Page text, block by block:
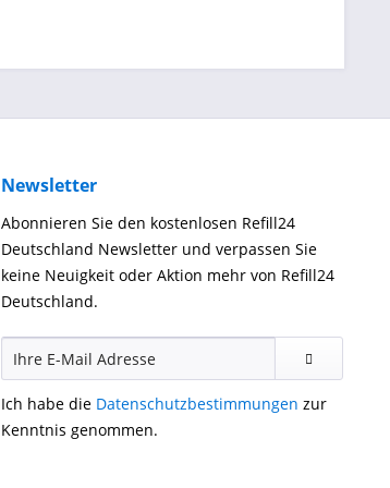
Newsletter
Abonnieren Sie den kostenlosen Refill24
Deutschland Newsletter und verpassen Sie
keine Neuigkeit oder Aktion mehr von Refill24
Deutschland.
Ich habe die Datenschutzbestimmungen zur
Kenntnis genommen.